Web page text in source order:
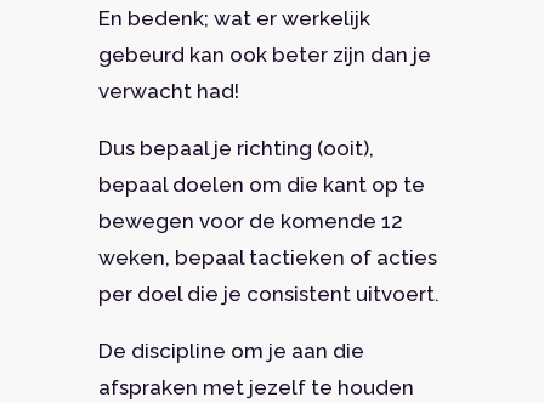
En bedenk; wat er werkelijk
gebeurd kan ook beter zijn dan je
verwacht had!
Dus bepaal je richting (ooit),
bepaal doelen om die kant op te
bewegen voor de komende 12
weken, bepaal tactieken of acties
per doel die je consistent uitvoert.
De discipline om je aan die
afspraken met jezelf te houden